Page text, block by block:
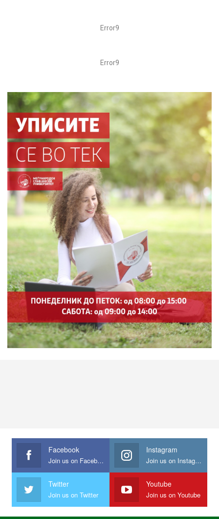
Error9
Error9
Facebook
Join us on Facebook
Instagram
Join us on Instagram
Twitter
Join us on Twitter
Youtube
Join us on Youtube